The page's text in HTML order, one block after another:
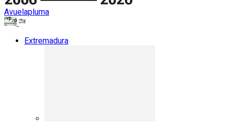
Avuelapluma
Extremadura